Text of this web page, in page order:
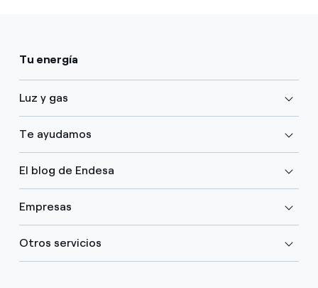
Tu energía
Luz y gas
Te ayudamos
El blog de Endesa
Empresas
Otros servicios